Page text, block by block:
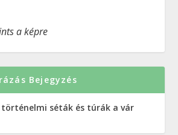
a képre
Bejegyzés
történelmi séták és túrák a vár